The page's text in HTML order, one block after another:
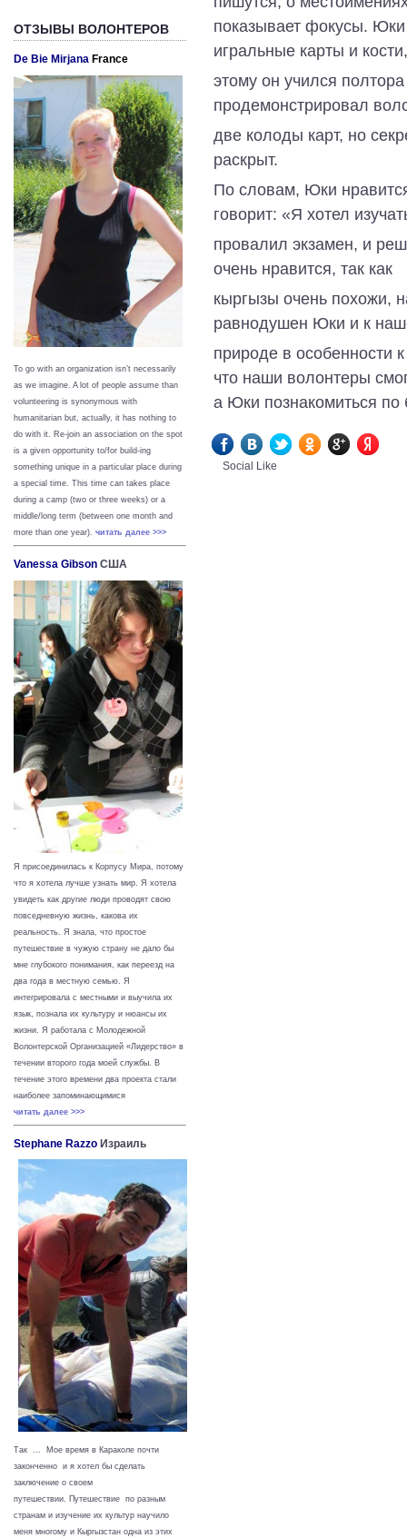
ОТЗЫВЫ ВОЛОНТЕРОВ
De Bie Mirjana France
To go with an organization isn’t necessarily
as we imagine. A lot of people assume than
volunteering is synonymous with
humanitarian but, actually, it has nothing to
do with it. Re-join an association on the spot
is a given opportunity to/for build-ing
something unique in a particular place during
a special time. This time can takes place
during a camp (two or three weeks) or a
middle/long term (between one month and
more than one year). читать далее >>>
Vanessa Gibson США
Я присоединилась к Корпусу Мира, потому
что я хотела лучше узнать мир. Я хотела
увидеть как другие люди проводят свою
повседневную жизнь, какова их
реальность. Я знала, что простое
путешествие в чужую страну не дало бы
мне глубокого понимания, как переезд на
два года в местную семью. Я
интегрировала с местными и выучила их
язык, познала их культуру и нюансы их
жизни. Я работала с Молодежной
Волонтерской Организацией «Лидерство» в
течении второго года моей службы. В
течение этого времени два проекта стали
наиболее запоминающимися
читать далее >>>
Stephane Razzo Израиль
Так ... Мое время в Караколе почти
законченно и я хотел бы сделать
заключение о своем
путешествии. Путешествие по разным
странам и изучение их культур научило
меня многому и Кыргызстан одна из этих
показывает фокусы.
игральные карты и кости,
этому он учился
продемонстрировал
две колоды карт, но
раскрыт.
По словам, Юки
говорит: «Я хотел
провалил экзамен, и
очень нравится, так как
кыргызы очень похожи,
равнодушен Юки и к
природе в особенности
что наши волонтеры
а Юки познакомиться по
Social Like